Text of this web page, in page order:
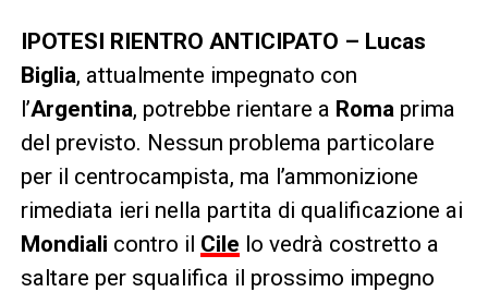
IPOTESI RIENTRO ANTICIPATO – Lucas
Biglia, attualmente impegnato con
l’Argentina, potrebbe rientare a Roma prima
del previsto. Nessun problema particolare
per il centrocampista, ma l’ammonizione
rimediata ieri nella partita di qualificazione ai
Mondiali contro il Cile lo vedrà costretto a
saltare per squalifica il prossimo impegno